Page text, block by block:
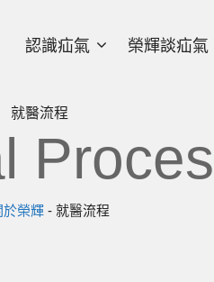
認識疝氣 榮輝談疝氣
就醫流程
於榮輝 - 就醫流程